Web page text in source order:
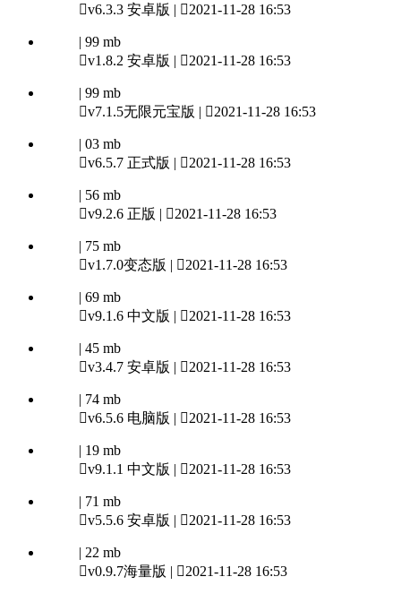
v6.3.3 安卓版 | 2021-11-28 16:53
| 99 mb
v1.8.2 安卓版 | 2021-11-28 16:53
| 99 mb
v7.1.5无限元宝版 | 2021-11-28 16:53
| 03 mb
v6.5.7 正式版 | 2021-11-28 16:53
| 56 mb
v9.2.6 正版 | 2021-11-28 16:53
| 75 mb
v1.7.0变态版 | 2021-11-28 16:53
| 69 mb
v9.1.6 中文版 | 2021-11-28 16:53
| 45 mb
v3.4.7 安卓版 | 2021-11-28 16:53
| 74 mb
v6.5.6 电脑版 | 2021-11-28 16:53
| 19 mb
v9.1.1 中文版 | 2021-11-28 16:53
| 71 mb
v5.5.6 安卓版 | 2021-11-28 16:53
| 22 mb
v0.9.7海量版 | 2021-11-28 16:53